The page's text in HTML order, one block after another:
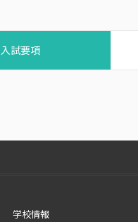
入試要項
学校情報